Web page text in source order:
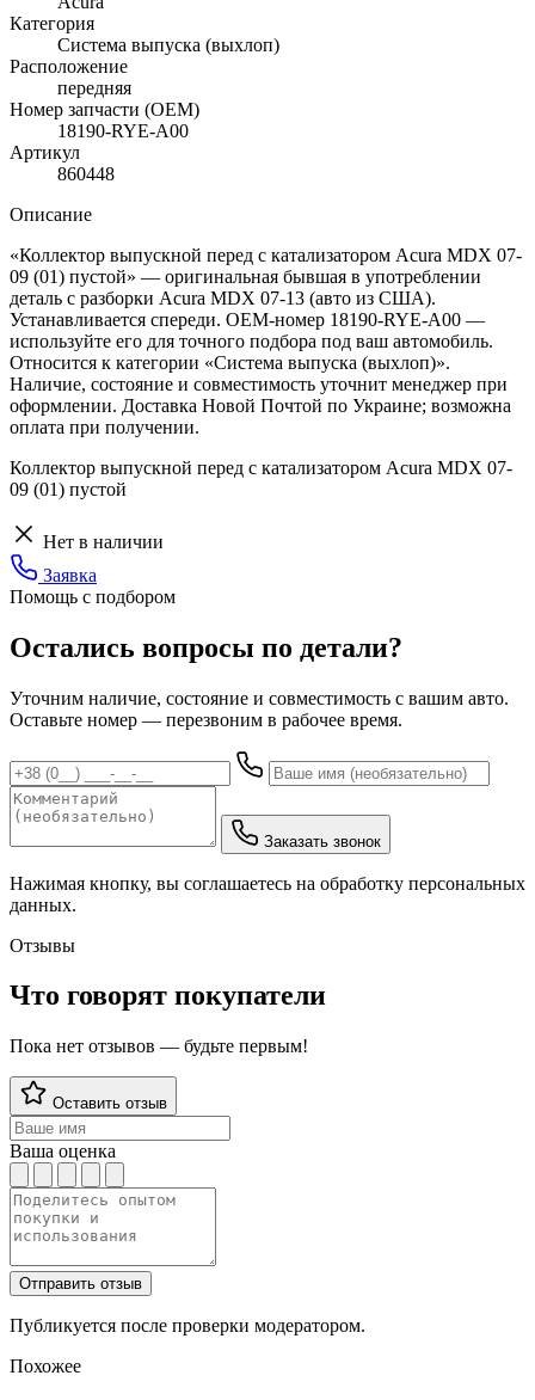
Категория
Система выпуска (выхлоп)
Расположение
передняя
Номер запчасти (OEM)
18190-RYE-A00
Артикул
860448
Описание
«Коллектор выпускной перед с катализатором Acura MDX 07-
09 (01) пустой» — оригинальная бывшая в употреблении
деталь с разборки Acura MDX 07-13 (авто из США).
Устанавливается спереди. OEM-номер 18190-RYE-A00 —
используйте его для точного подбора под ваш автомобиль.
Относится к категории «Система выпуска (выхлоп)».
Наличие, состояние и совместимость уточнит менеджер при
оформлении. Доставка Новой Почтой по Украине; возможна
оплата при получении.
Коллектор выпускной перед с катализатором Acura MDX 07-
09 (01) пустой
Нет в наличии
Заявка
Помощь с подбором
Остались вопросы по детали?
Уточним наличие, состояние и совместимость с вашим авто.
Оставьте номер — перезвоним в рабочее время.
Заказать звонок
Нажимая кнопку, вы соглашаетесь на обработку персональных
данных.
Отзывы
Что говорят покупатели
Пока нет отзывов — будьте первым!
Оставить отзыв
Ваша оценка
Отправить отзыв
Публикуется после проверки модератором.
Похожее